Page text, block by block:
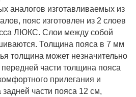
аналогов изготавливаемых из
пояс изготовлен из 2 слоев
ЛЮКС. Слои между собой
Толщина пояса в 7 мм
толщина может незначительно
части толщина пояса
прилегания и
части пояса 12 см,